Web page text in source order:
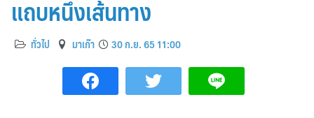
แถบหนึ่งเส้นทาง
ทั่วไป มาเก๊า 30 ก.ย. 65 11:00